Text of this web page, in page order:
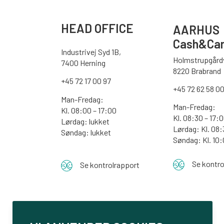
HEAD OFFICE
Industrivej Syd 1B,
7400 Herning
+45 72 17 00 97
Man-Fredag:
Kl. 08:00 – 17:00
Lørdag: lukket
Søndag: lukket
Se kontrolrapport
AARHUS
8220 Brabrand
+45 72 62 58 00
Man-Fredag:
Kl. 08:30 –
Lørdag: Kl.
Søndag: Kl.
Se